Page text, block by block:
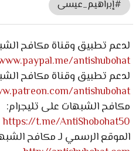
#إبراهيم_عيسى
لدعم تطبيق وقناة مكافح
antishubohat
لدعم تطبيق وقناة مكافح
antishubohat
مكافح الشبهات على تليجرام:
https://t.me/AntiShobohat50
الموقع الرسمي لـ مكافح